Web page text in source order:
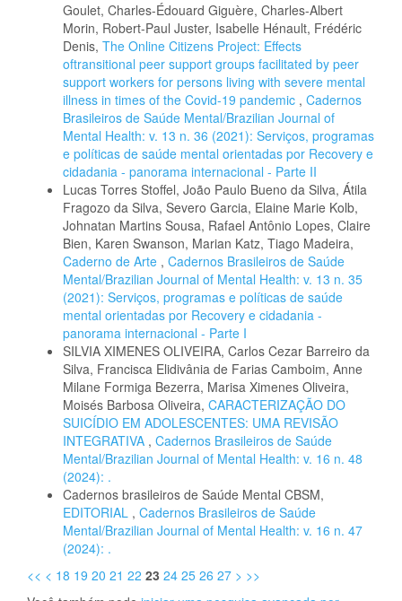
Goulet, Charles-Édouard Giguère, Charles-Albert
Morin, Robert-Paul Juster, Isabelle Hénault, Frédéric
Denis, The Online Citizens Project: Effects
oftransitional peer support groups facilitated by peer
support workers for persons living with severe mental
illness in times of the Covid-19 pandemic , Cadernos
Brasileiros de Saúde Mental/Brazilian Journal of
Mental Health: v. 13 n. 36 (2021): Serviços, programas
e políticas de saúde mental orientadas por Recovery e
cidadania - panorama internacional - Parte II
Lucas Torres Stoffel, João Paulo Bueno da Silva, Átila
Fragozo da Silva, Severo Garcia, Elaine Marie Kolb,
Johnatan Martins Sousa, Rafael Antônio Lopes, Claire
Bien, Karen Swanson, Marian Katz, Tiago Madeira,
Caderno de Arte , Cadernos Brasileiros de Saúde
Mental/Brazilian Journal of Mental Health: v. 13 n. 35
(2021): Serviços, programas e políticas de saúde
mental orientadas por Recovery e cidadania -
panorama internacional - Parte I
SILVIA XIMENES OLIVEIRA, Carlos Cezar Barreiro da
Silva, Francisca Elidivânia de Farias Camboim, Anne
Milane Formiga Bezerra, Marisa Ximenes Oliveira,
Moisés Barbosa Oliveira, CARACTERIZAÇÃO DO
SUICÍDIO EM ADOLESCENTES: UMA REVISÃO
INTEGRATIVA , Cadernos Brasileiros de Saúde
Mental/Brazilian Journal of Mental Health: v. 16 n. 48
(2024): .
Cadernos brasileiros de Saúde Mental CBSM,
EDITORIAL , Cadernos Brasileiros de Saúde
Mental/Brazilian Journal of Mental Health: v. 16 n. 47
(2024): .
<< < 18 19 20 21 22 23 24 25 26 27 > >>